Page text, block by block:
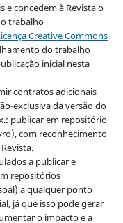
concedem à Revista o
trabalho
Creative Commons
do trabalho
inicial nesta
contratos adicionais
exclusiva da versão do
publicar em repositório
com reconhecimento
a publicar e
repositórios
a qualquer ponto
já que isso pode gerar
o impacto e a